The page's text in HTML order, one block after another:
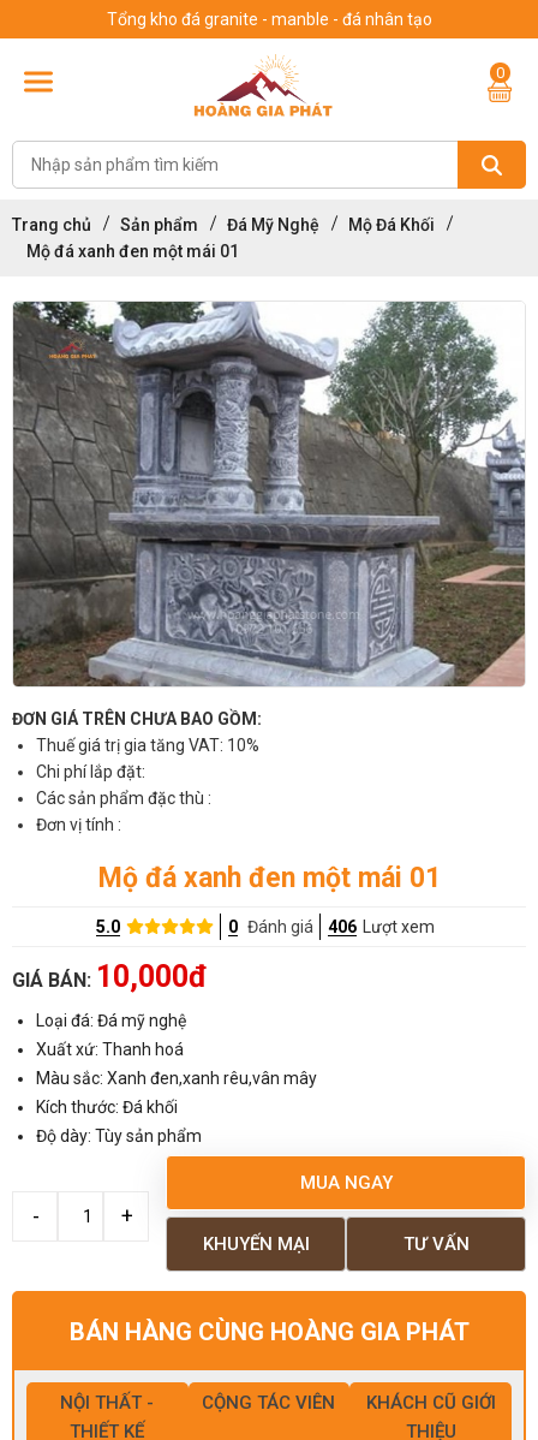
Tổng kho đá granite - manble - đá nhân tạo
0
Trang chủ Sản phẩm Đá Mỹ Nghệ
Mộ Đá Khối
Mộ đá xanh đen một mái 01
ĐƠN GIÁ TRÊN CHƯA BAO GỒM:
Thuế giá trị gia tăng VAT: 10%
Chi phí lắp đặt:
Các sản phẩm đặc thù :
Đơn vị tính :
Mộ đá xanh đen một mái 01
5.0 0 Đánh giá 406 Lượt xem
GIÁ BÁN: 10,000đ
Loại đá: Đá mỹ nghệ
Xuất xứ: Thanh hoá
Màu sắc: Xanh đen,xanh rêu,vân mây
Kích thước: Đá khối
Độ dày: Tùy sản phẩm
MUA NGAY
TƯ VẤN
KHUYẾN MẠI
BÁN HÀNG CÙNG HOÀNG GIA PHÁT
NỘI THẤT -
THIẾT KẾ
CỘNG TÁC VIÊN
KHÁCH CŨ GIỚI
THIỆU